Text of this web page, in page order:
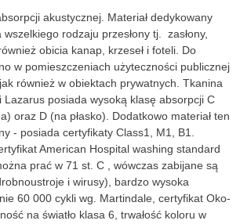
akustycznej. Materiał dedykowany
rodzaju przesłony tj. zasłony,
obicia kanap, krzeseł i foteli. Do
w pomieszczeniach użyteczności publicznej
również w obiektach prywatnych. Tkanina
Lazarus posiada wysoką klasę absorpcji C
oraz D (na płasko). Dodatkowo materiał ten
- posiada certyfikaty Class1, M1, B1.
American Hospital washing standard
prać w 71 st. C , wówczas zabijane są
i wirusy), bardzo wysoka
60 000 cykli wg. Martindale, certyfikat Oko-
na światło klasa 6, trwałość koloru w